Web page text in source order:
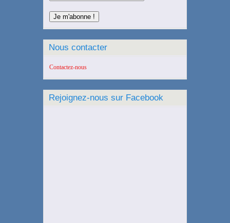
Nous contacter
Contactez-nous
Rejoignez-nous sur Facebook